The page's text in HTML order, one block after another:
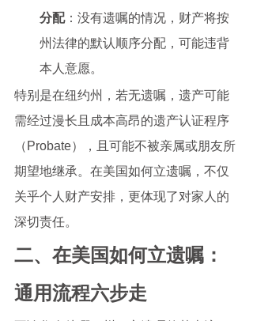
分配：没有遗嘱的情况，财产将按
州法律的默认顺序分配，可能违背
本人意愿。
特别是在纽约州，若无遗嘱，遗产可能
需经过漫长且成本高昂的遗产认证程序
（Probate），且可能不被亲属或朋友所
期望地继承。在美国如何立遗嘱，不仅
关乎个人财产安排，更体现了对家人的
深切责任。
二、在美国如何立遗嘱：
通用流程六步走